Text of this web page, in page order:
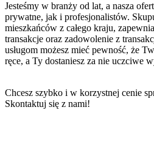
Jesteśmy w branży od lat, a nasza
prywatne, jak i profesjonalistów.
mieszkańców z całego kraju,
transakcje oraz zadowolenie z
usługom możesz mieć pewność, że
ręce, a Ty dostaniesz za nie uczciwe
Chcesz szybko i w korzystnej cenie
Skontaktuj się z nami!